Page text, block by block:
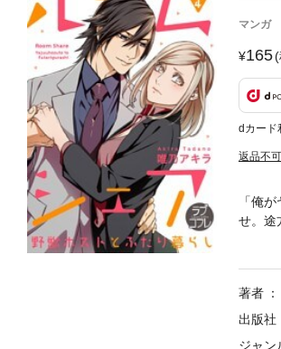
マンガ
165(
dカード
返品不可
「俺
せ。途
男・
著者
出版社
ジャン